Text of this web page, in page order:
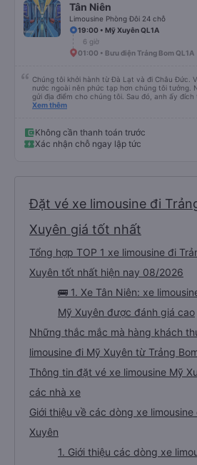
Tân Niên
Limousine Phòng Đôi 24 chỗ
19:00 • Mỹ Xuyên QL1A
6 giờ
01:00 • Bưu điện Trảng Bom QL1A
Chúng tôi khởi hành từ Đà Lạt và đi Châu Đức.
nước ngoài nên phức tạp hơn chúng tôi tưởng.
gửi địa điểm cho chúng tôi. Sau đó, anh ấy đích
lần đầu tiên đi xe giường nằm với hai đứa trẻ
điểm dừng, họ đánh thức chúng tôi dậy và đảm
Nhìn chung, đó là một trải nghiệm tốt. Mỗi
chỗ cho 1 người lớn và 1 trẻ em nằm thoải mái.
Xem thêm
Không cần thanh toán trước
Xác nhận chỗ ngay lập tức
Đặt vé xe limousine đi
Xuyên giá tốt nhất
Tổng hợp TOP 1 xe limousine đi
Xuyên tốt nhất hiện nay 08/2026
🚌 1. Xe Tân Niên: xe
Mỹ Xuyên được đánh giá cao
Những thắc mắc mà hàng khách
limousine đi Mỹ Xuyên từ Trảng
Thông tin đặt vé xe limousine Mỹ
các nhà xe
Giới thiệu về các dòng xe
Xuyên
1. Giới thiệu các dòng xe